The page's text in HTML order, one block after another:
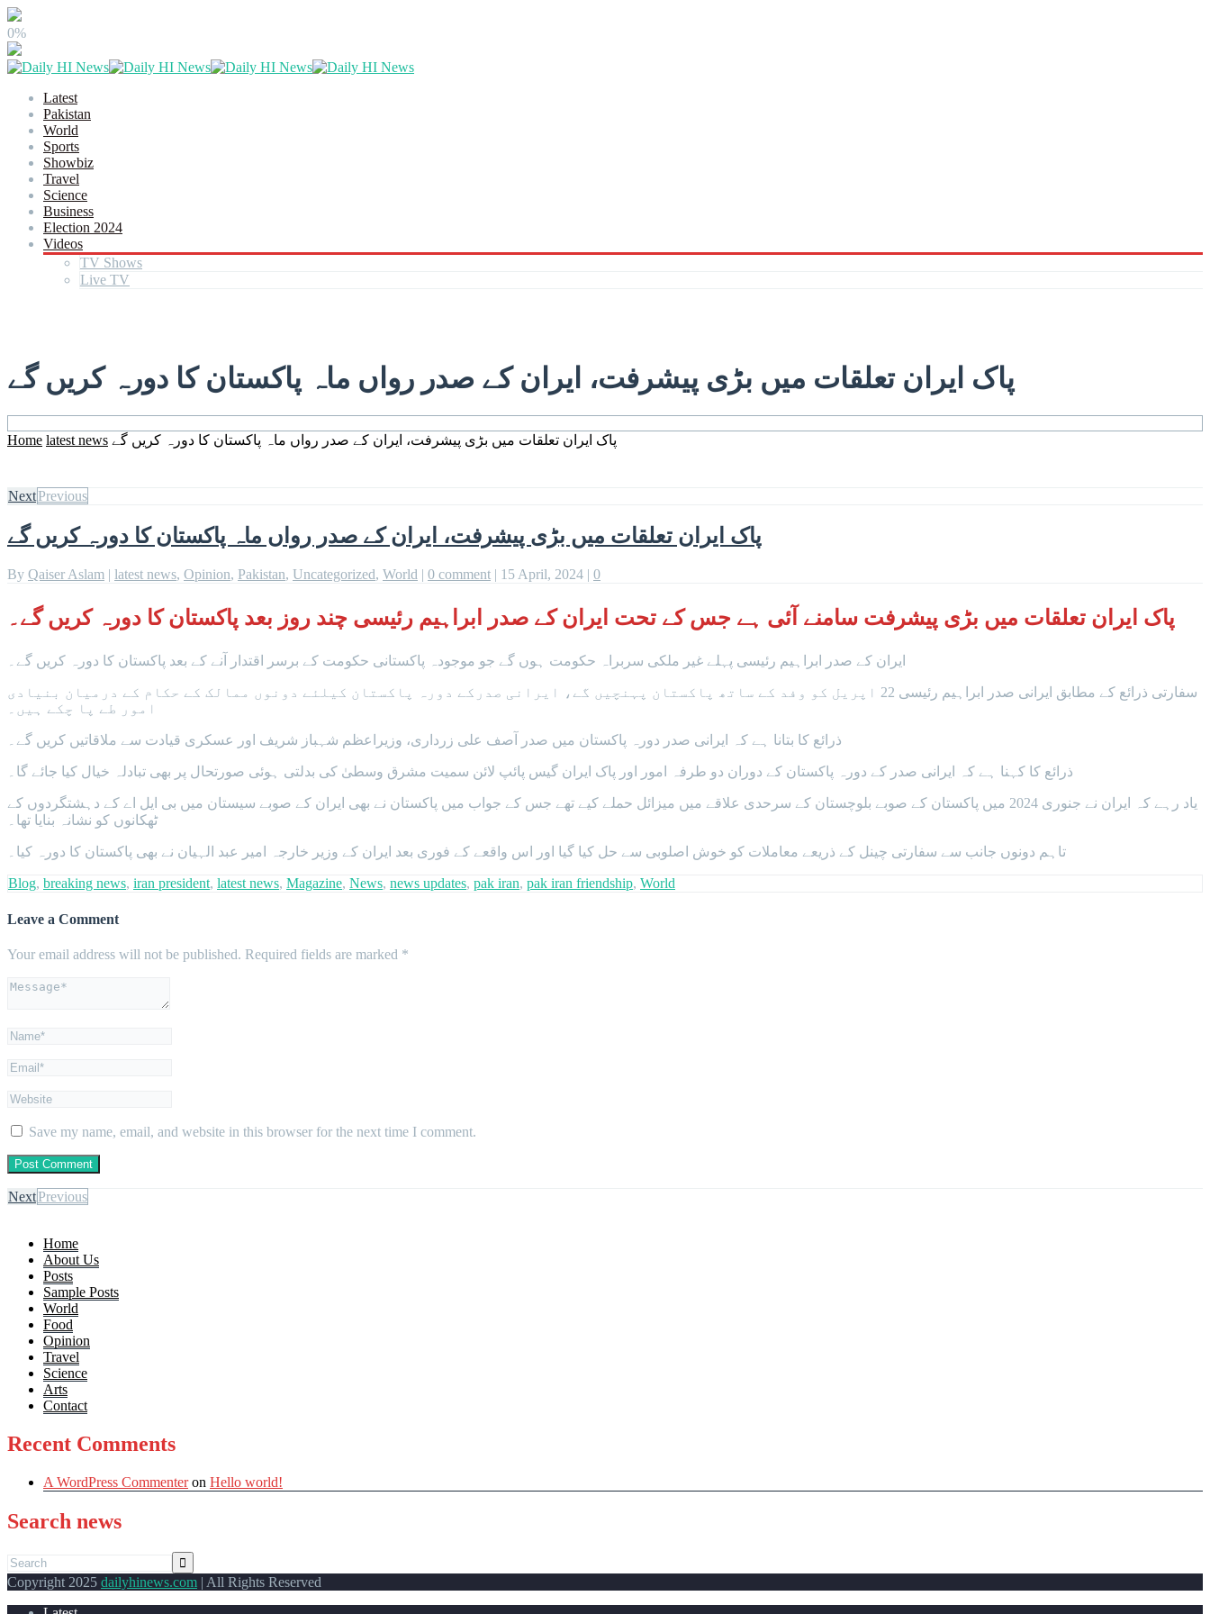
0%
Latest
Pakistan
World
Sports
Showbiz
Travel
Science
Business
Election 2024
Videos
TV Shows
Live TV
پاک ایران تعلقات میں بڑی پیشرفت، ایران کے صدر رواں ماہ پاکستان کا دورہ کریں گے
Home latest news پاک ایران تعلقات میں بڑی پیشرفت، ایران کے صدر رواں ماہ پاکستان کا دورہ کریں گے
NextPrevious
پاک ایران تعلقات میں بڑی پیشرفت، ایران کے صدر رواں ماہ پاکستان کا دورہ کریں گے
By Qaiser Aslam | latest news, Opinion, Pakistan, Uncategorized, World | 0 comment | 15 April, 2024 | 0
پاک ایران تعلقات میں بڑی پیشرفت سامنے آئی ہے جس کے تحت ایران کے صدر ابراہیم رئیسی چند روز بعد پاکستان کا دورہ کریں گے۔
ایران کے صدر ابراہیم رئیسی پہلے غیر ملکی سربراہ حکومت ہوں گے جو موجودہ پاکستانی حکومت کے برسر اقتدار آنے کے بعد پاکستان کا دورہ کریں گے۔
سفارتی ذرائع کے مطابق ایرانی صدر ابراہیم رئیسی 22 اپریل کو وفد کے ساتھ پاکستان پہنچیں گے، ایرانی صدرکے دورہ پاکستان کیلئے دونوں ممالک کے حکام کے درمیان بنیادی
امور طے پا چکے ہیں۔
ذرائع کا بتانا ہے کہ ایرانی صدر دورہ پاکستان میں صدر آصف علی زرداری، وزیراعظم شہباز شریف اور عسکری قیادت سے ملاقاتیں کریں گے۔
ذرائع کا کہنا ہے کہ ایرانی صدر کے دورہ پاکستان کے دوران دو طرفہ امور اور پاک ایران گیس پائپ لائن سمیت مشرق وسطیٰ کی بدلتی ہوئی صورتحال پر بھی تبادلہ خیال کیا جائے گا۔
یاد رہے کہ ایران نے جنوری 2024 میں پاکستان کے صوبے بلوچستان کے سرحدی علاقے میں میزائل حملے کیے تھے جس کے جواب میں پاکستان نے بھی ایران کے صوبے سیستان میں بی ایل اے کے دہشتگردوں کے
ٹھکانوں کو نشانہ بنایا تھا۔
تاہم دونوں جانب سے سفارتی چینل کے ذریعے معاملات کو خوش اصلوبی سے حل کیا گیا اور اس واقعے کے فوری بعد ایران کے وزیر خارجہ امیر عبد الہیان نے بھی پاکستان کا دورہ کیا۔
Blog, breaking news, iran president, latest news, Magazine, News, news updates, pak iran, pak iran friendship, World
Leave a Comment
Your email address will not be published. Required fields are marked *
Save my name, email, and website in this browser for the next time I comment.
NextPrevious
Home
About Us
Posts
Sample Posts
World
Food
Opinion
Travel
Science
Arts
Contact
Recent Comments
A WordPress Commenteron Hello world!
Search news
Copyright 2025 dailyhinews.com | All Rights Reserved